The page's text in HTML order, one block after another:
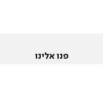
פנו אלינו